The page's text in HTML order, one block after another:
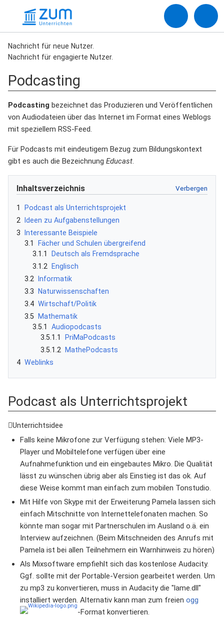
Nachricht für neue Nutzer.
Nachricht für engagierte Nutzer.
Podcasting
Podcasting bezeichnet das Produzieren und Veröffentlichen
von Audiodateien über das Internet im Format eines Weblogs
mit speziellem RSS-Feed.
Für Podcasts mit eindeutigem Bezug zum Bildungskontext
gibt es auch die Bezeichnung Educast.
Inhaltsverzeichnis
1
Podcast als Unterrichtsprojekt
2
Ideen zu Aufgabenstellungen
3
Interessante Beispiele
3.1
Fächer und Schulen übergreifend
3.1.1
Deutsch als Fremdsprache
3.1.2
Englisch
3.2
Informatik
3.3
Naturwissenschaften
3.4 Wirtschaft/Politik
3.5
Mathematik
3.5.1
Audiopodcasts
3.5.1.1
PriMaPodcasts
3.5.1.2
MathePodcasts
4 Weblinks
Podcast als Unterrichtsprojekt
Unterrichtsidee
Falls keine Mikrofone zur Verfügung stehen: Viele MP3-
Player und Mobiltelefone verfügen über eine
Aufnahmefunktion und ein eingebautes Mikro. Die Qualität
lässt zu wünschen übrig aber als Einstieg ist das ok. Auf
diese Weise kommt man einfach zum mobilen Tonstudio.
Mit Hilfe von Skype mit der Erweiterung Pamela lassen sich
einfach Mitschnitte von Internettelefonaten machen. So
könnte man sogar mit Partnerschulen im Ausland o.ä. ein
Interview aufzeichnen. (Beim Mitschneiden des Anrufs mit
Pamela ist bei allen Teilnehmern ein Warnhinweis zu hören)
Als Mixsoftware empfiehlt sich das kostenlose Audacity.
Ggf. sollte mit der Portable-Version gearbeitet werden. Um
zu mp3 zu konvertieren, muss in Audacity die "lame.dll"
installiert werden. Alternativ kann man zum freien ogg
-Format konvertieren.